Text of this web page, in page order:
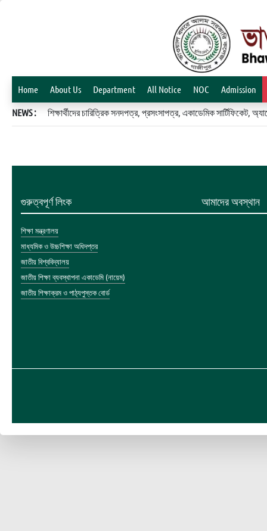
Home About Us Department All Notice NOC Admission
NEWS : শিক্ষার্থীদের চারিত্রিক সনদপত্র, প্রসংসাপত্র, একাডেমিক
গুরুত্বপূর্ণ লিংক
শিক্ষা মন্ত্রণালয়
মাধ্যমিক ও উচ্চশিক্ষা অধিদপ্তর
জাতীয় বিশ্ববিদ্যালয়
জাতীয় শিক্ষা ব্যবস্থাপনা একাডেমি (নায়েম)
জাতীয় শিক্ষাক্রম ও পাঠ্যপুস্তক বোর্ড
আমাদের অবস্থান